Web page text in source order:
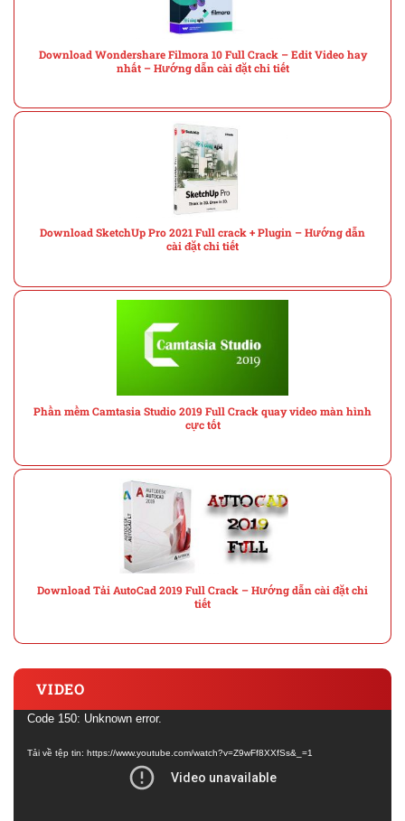
Download Wondershare Filmora 10 Full Crack – Edit Video hay
nhất – Hướng dẫn cài đặt chi tiết
Download SketchUp Pro 2021 Full crack + Plugin – Hướng dẫn
cài đặt chi tiết
Phần mềm Camtasia Studio 2019 Full Crack quay video màn hình
cực tốt
Download Tải AutoCad 2019 Full Crack – Hướng dẫn cài đặt chi
tiết
VIDEO
Trình
Code 150: Unknown error.
Tải về tệp tin: https://www.youtube.com/watch?v=Z9wFf8XXfSs&_=1